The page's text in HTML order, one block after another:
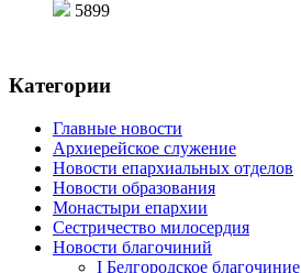
5899
Категории
Главные новости
Архиерейское служение
Новости епархиальных отделов
Новости образования
Монастыри епархии
Сестричество милосердия
Новости благочиний
I Белгородское благочиние